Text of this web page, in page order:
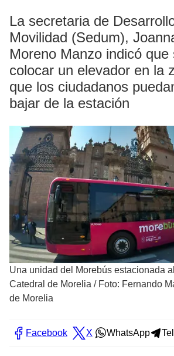
La secretaria de
Movilidad (Sedum),
Moreno Manzo indicó que
colocar un elevador en la
que los ciudadanos
bajar de la estación
Una unidad del Morebús estacionada
Catedral de Morelia / Foto: Fernando
de Morelia
Facebook X WhatsApp